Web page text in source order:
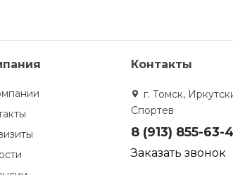
Контакты
г. Томск,
Спортев
8 (913) 855-63-
Заказать звонок